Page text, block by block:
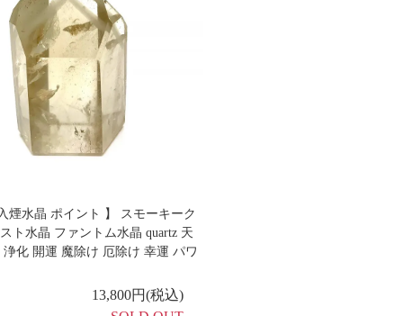
煙水晶 ポイント 】 スモーキーク
ト水晶 ファントム水晶 quartz 天
化 開運 魔除け 厄除け 幸運 パワ
13,800円(税込)